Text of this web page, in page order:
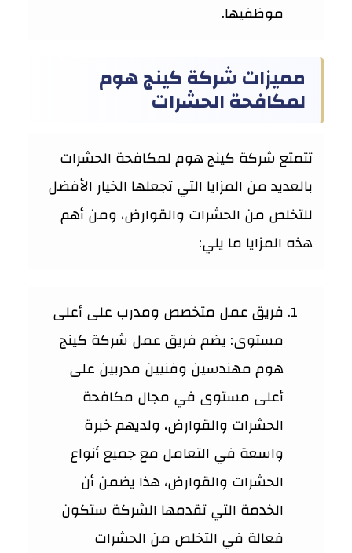
موظفيها.
مميزات شركة كينج هوم
لمكافحة الحشرات
تتمتع شركة كينج هوم لمكافحة الحشرات
بالعديد من المزايا التي تجعلها الخيار الأفضل
للتخلص من الحشرات والقوارض، ومن أهم
هذه المزايا ما يلي:
فريق عمل متخصص ومدرب على أعلى
مستوى: يضم فريق عمل شركة كينج
هوم مهندسين وفنيين مدربين على
أعلى مستوى في مجال مكافحة
الحشرات والقوارض، ولديهم خبرة
واسعة في التعامل مع جميع أنواع
الحشرات والقوارض، هذا يضمن أن
الخدمة التي تقدمها الشركة ستكون
فعالة في التخلص من الحشرات